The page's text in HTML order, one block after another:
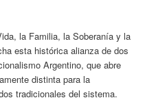
la Familia, la Soberanía y la
esta histórica alianza de dos
Argentino, que abre
distinta para la
tradicionales del sistema.